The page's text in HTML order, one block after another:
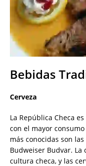
Bebidas
Cerveza
La República Checa
con el mayor
más conocidas son
Budweiser Budvar.
cultura checa, y las